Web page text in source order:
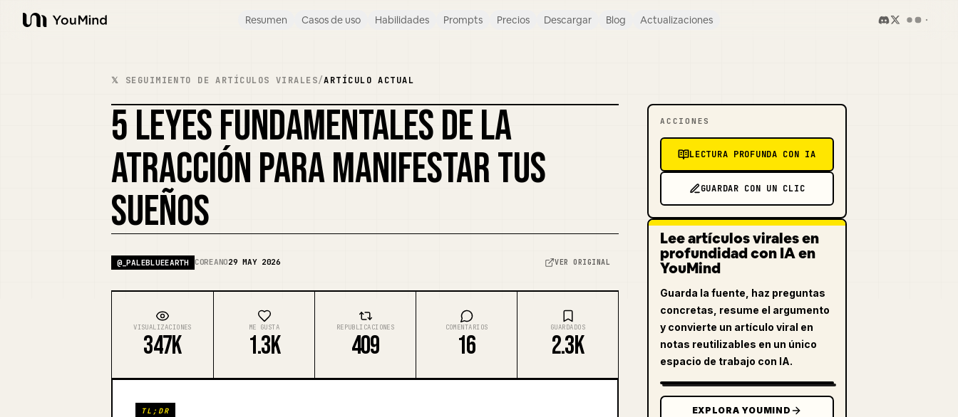
YouMind
Resumen Casos de uso Habilidades Prompts Precios Descargar Blog Actualizaciones
𝕏 SEGUIMIENTO DE ARTÍCULOS VIRALES/ARTÍCULO ACTUAL
5 LEYES FUNDAMENTALES DE LA
ATRACCIÓN PARA MANIFESTAR TUS
SUEÑOS
@_PALEBLUEEARTH COREANO29 MAY 2026 VER ORIGINAL
VISUALIZACIONES
347K
ME GUSTA
1.3K
REPUBLICACIONES
409
COMENTARIOS
16
GUARDADOS
2.3K
TL;DR
ACCIONES
LECTURA PROFUNDA CON IA
GUARDAR CON UN CLIC
Lee artículos virales en
profundidad con IA en
YouMind
Guarda la fuente, haz preguntas
concretas, resume el argumento
y convierte un artículo viral en
notas reutilizables en un único
espacio de trabajo con IA.
EXPLORA YOUMIND